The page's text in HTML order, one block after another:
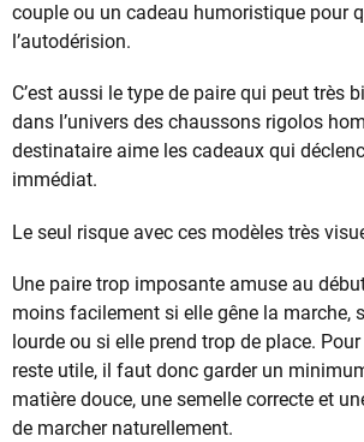
couple ou un cadeau humoristique pour
l’autodérision.
C’est aussi le type de paire qui peut très
dans l’univers des chaussons rigolos
destinataire aime les cadeaux qui
immédiat.
Le seul risque avec ces modèles très
Une paire trop imposante amuse au
moins facilement si elle gêne la marche,
lourde ou si elle prend trop de place.
reste utile, il faut donc garder un
matière douce, une semelle correcte et
de marcher naturellement.